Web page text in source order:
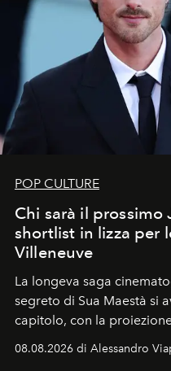
POP CULTURE
Chi sarà il prossimo
shortlist in lizza per
Villeneuve
La longeva saga
segreto di Sua Maestà si
capitolo, con la
dell’attore chiamato a
Craig, però, regna
08.08.2026 di Alessandro